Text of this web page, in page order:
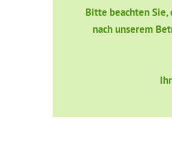
Bitte beachten
nach unserem